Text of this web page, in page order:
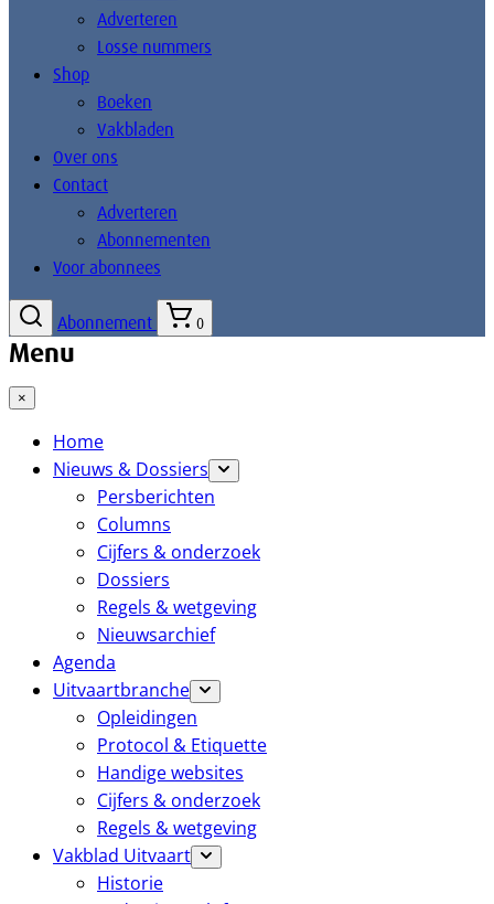
Adverteren
Losse nummers
Shop
Boeken
Vakbladen
Over ons
Contact
Adverteren
Abonnementen
Voor abonnees
Abonnement 0
Menu
×
Home
Nieuws & Dossiers
Persberichten
Columns
Cijfers & onderzoek
Dossiers
Regels & wetgeving
Nieuwsarchief
Agenda
Uitvaartbranche
Opleidingen
Protocol & Etiquette
Handige websites
Cijfers & onderzoek
Regels & wetgeving
Vakblad Uitvaart
Historie